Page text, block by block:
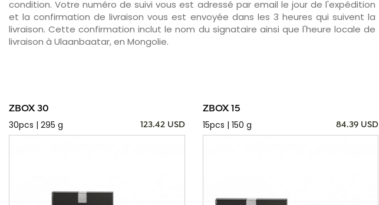
condition. Votre numéro de suivi vous est adressé par email le jour de l'expédition
et la confirmation de livraison vous est envoyée dans les 3 heures qui suivent la
livraison. Cette confirmation inclut le nom du signataire ainsi que l'heure locale de
livraison à Ulaanbaatar, en Mongolie.
ZBOX 30
30pcs | 295 g
123.42 USD
ZBOX 15
15pcs | 150 g
84.39 USD